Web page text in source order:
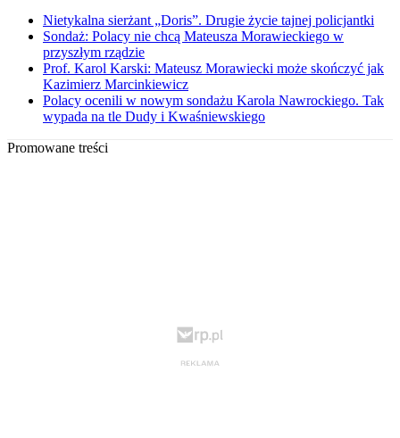
Nietykalna sierżant „Doris”. Drugie życie tajnej policjantki
Sondaż: Polacy nie chcą Mateusza Morawieckiego w
przyszłym rządzie
Prof. Karol Karski: Mateusz Morawiecki może skończyć jak
Kazimierz Marcinkiewicz
Polacy ocenili w nowym sondażu Karola Nawrockiego. Tak
wypada na tle Dudy i Kwaśniewskiego
Promowane treści